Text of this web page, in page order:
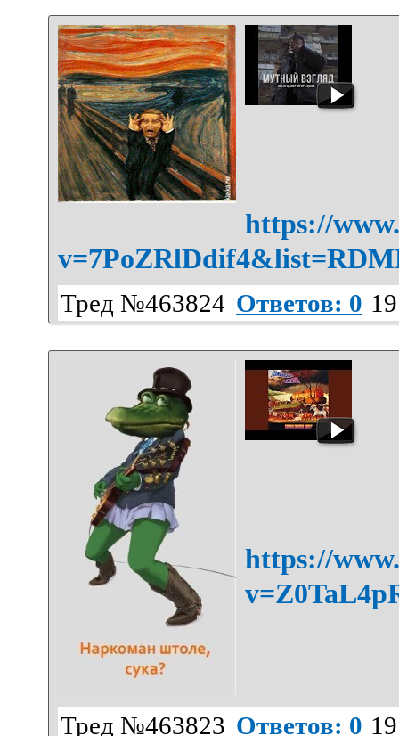
https://
Тред №463824 Ответов: 0
https://
Тред №463823 Ответов: 0